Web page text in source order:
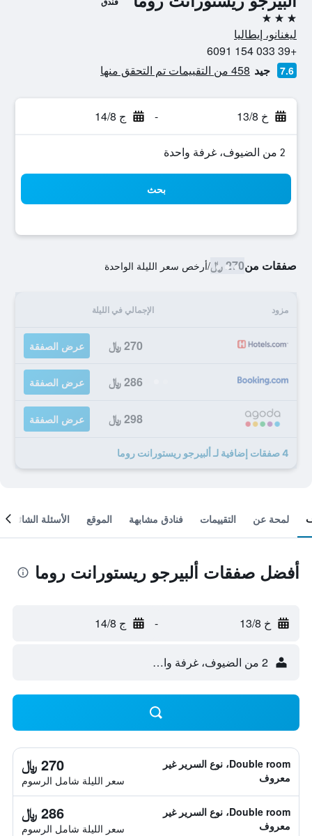
3 نجوم
ليغنانو، إيطاليا
+39 033 154 6091
7.6 جيد 458 من التقييمات تم التحقق منها
خ 13/8 - ج 14/8
2 من الضيوف، غرفة واحدة
بحث
صفقات من270 ﷼ /أرخص سعر الليلة الواحدة
مزود الإجمالي في الليلة
270 ﷼ عرض الصفقة
286 ﷼ عرض الصفقة
298 ﷼ عرض الصفقة
4 صفقات إضافية لـ ألبيرجو ريستورانت روما
لمحة عن التقييمات فنادق مشابهة الموقع الأسئلة الشائعة
أفضل صفقات ألبيرجو ريستورانت روما
خ 13/8 - ج 14/8
2 من الضيوف، غرفة واحدة
Double room، نوع السرير غير
معروف
270 ﷼
سعر الليلة شامل الرسوم
Double room، نوع السرير غير
معروف
286 ﷼
سعر الليلة شامل الرسوم